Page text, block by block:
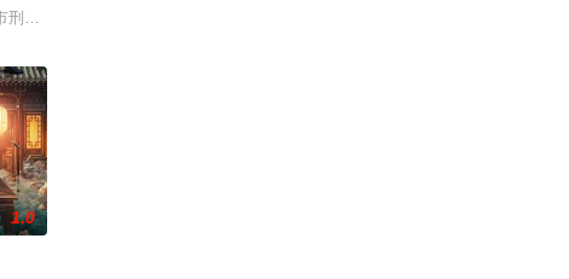
渴望寻求强
奚圆（姜贞羽 饰）因意外踏入玄机界，继而卷入
刑侦支队在无普及监控、无DNA鉴定技术的支持下，通过摸排、勘查等传统刑侦
1.0